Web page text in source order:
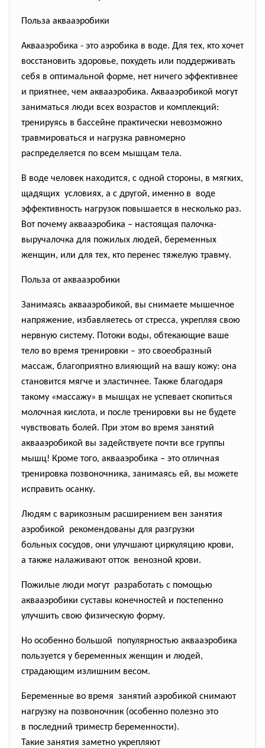
Польза аквааэробики
Аквааэробика - это аэробика в воде. Для тех, кто хочет
восстановить здоровье, похудеть или поддерживать
себя в оптимальной форме, нет ничего эффективнее
и приятнее, чем аквааэробика. Аквааэробикой могут
заниматься люди всех возрастов и комплекций:
тренируясь в бассейне практически невозможно
травмироваться и нагрузка равномерно
распределяется по всем мышцам тела.
В воде человек находится, с одной стороны, в мягких,
щадящих условиях, а с другой, именно в воде
эффективность нагрузок повышается в несколько раз.
Вот почему аквааэробика – настоящая палочка-
выручалочка для пожилых людей, беременных
женщин, или для тех, кто перенес тяжелую травму.
Польза от аквааэробики
Занимаясь аквааэробикой, вы снимаете мышечное
напряжение, избавляетесь от стресса, укрепляя свою
нервную систему. Потоки воды, обтекающие ваше
тело во время тренировки – это своеобразный
массаж, благоприятно влияющий на вашу кожу: она
становится мягче и эластичнее. Также благодаря
такому «массажу» в мышцах не успевает скопиться
молочная кислота, и после тренировки вы не будете
чувствовать болей. При этом во время занятий
аквааэробикой вы задействуете почти все группы
мышц! Кроме того, аквааэробика – это отличная
тренировка позвоночника, занимаясь ей, вы можете
исправить осанку.
Людям с варикозным расширением вен занятия
аэробикой рекомендованы для разгрузки
больных сосудов, они улучшают циркуляцию крови,
а также налаживают отток венозной крови.
Пожилые люди могут разработать с помощью
аквааэробики суставы конечностей и постепенно
улучшить свою физическую форму.
Но особенно большой популярностью аквааэробика
пользуется у беременных женщин и людей,
страдающим излишним весом.
Беременные во время занятий аэробикой снимают
нагрузку на позвоночник (особенно полезно это
в последний триместр беременности).
Такие занятия заметно укрепляют